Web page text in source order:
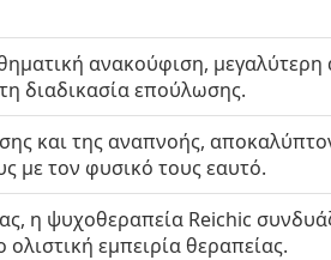
ανακούφιση,
διαδικασία επούλωσης.
και της αναπνοής,
με τον φυσικό τους εαυτό.
η ψυχοθεραπεία Reichic
εμπειρία θεραπείας.